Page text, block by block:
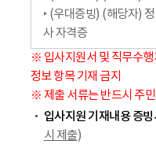
‣ (우대증빙) (해당자)
사 자격증
※ 입사지원서 및 직무수
정보 항목 기재 금지
※ 제출 서류는 반드시 주
입사지원 기재내용 증
시 제출)